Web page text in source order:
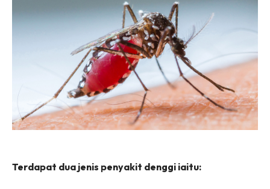
Terdapat dua jenis penyakit denggi iaitu: